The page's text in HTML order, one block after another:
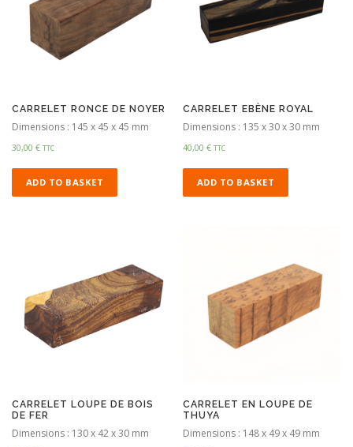
CARRELET RONCE DE NOYER
Dimensions : 145 x 45 x 45 mm
30,00 € TTC
ADD TO BASKET
CARRELET EBÈNE ROYAL
Dimensions : 135 x 30 x 30 mm
40,00€ TTC
ADD TO BASKET
CARRELET LOUPE DE BOIS
DE FER
Dimensions : 130 x 42 x 30 mm
CARRELET EN LOUPE DE
THUYA
Dimensions : 148 x 49 x 49 mm